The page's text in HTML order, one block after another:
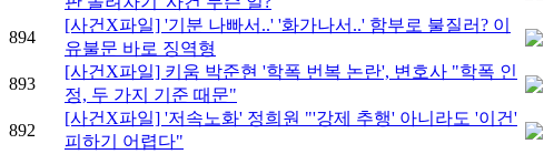
894
[사건X파일] '기분 나빠서..' '화가나서..' 함부로 불질러? 이
유불문 바로 징역형
893
[사건X파일] 키움 박준현 '학폭 번복 논란', 변호사 "학폭 인
정, 두 가지 기준 때문"
892
[사건X파일] '저속노화' 정희원 "'강제 추행' 아니라도 '이건'
피하기 어렵다"